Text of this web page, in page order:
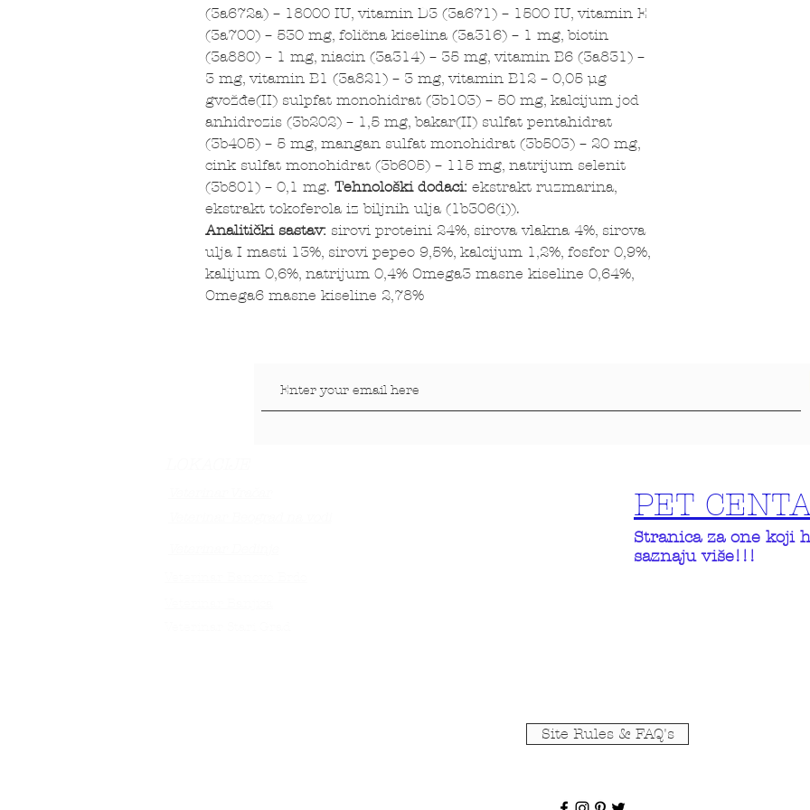
(3a672a) – 18000 IU, vitamin D3 (3a671) – 1500 IU, vitamin E
(3a700) – 530 mg, folična kiselina (3a316) – 1 mg, biotin
(3a880) – 1 mg, niacin (3a314) – 35 mg, vitamin B6 (3a831) –
3 mg, vitamin B1 (3a821) – 3 mg, vitamin B12 – 0,05 µg
gvožđe(II) sulpfat monohidrat (3b103) – 50 mg, kalcijum jod
anhidrozis (3b202) – 1,5 mg, bakar(II) sulfat pentahidrat
(3b405) – 5 mg, mangan sulfat monohidrat (3b503) – 20 mg,
cink sulfat monohidrat (3b605) – 115 mg, natrijum selenit
(3b801) – 0,1 mg. Tehnološki dodaci: ekstrakt ruzmarina,
ekstrakt tokoferola iz biljnih ulja (1b306(i)).
Analitički sastav: sirovi proteini 24%, sirova vlakna 4%, sirova
ulja I masti 13%, sirovi pepeo 9,5%, kalcijum 1,2%, fosfor 0,9%,
kalijum 0,6%, natrijum 0,4% Omega3 masne kiseline 0,64%,
Omega6 masne kiseline 2,78%
PET
Stranica za one koji
saznaju više!!!
Site Rules & FAQ's